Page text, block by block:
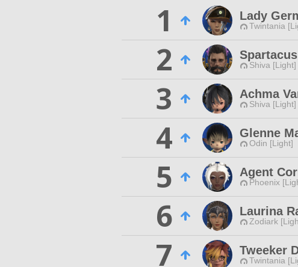
1 Lady
Twintania
2
Shiva [Light]
3
Achma
Shiva [Light]
4
Glenne
Odin [Light]
5
Agent
Phoenix
6
Laurina
Zodiark
7
Tweeker
Twintania